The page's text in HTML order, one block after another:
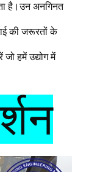
है।उन अनगिनत
की जरूरतों के
हमें उद्योग में